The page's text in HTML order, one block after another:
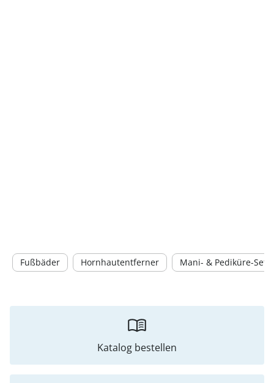
Fußbäder Hornhautentferner Mani- & Pediküre-Sets
Katalog bestellen